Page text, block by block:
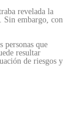
revelada la
Sin embargo, con
personas que
resultar
de riesgos y